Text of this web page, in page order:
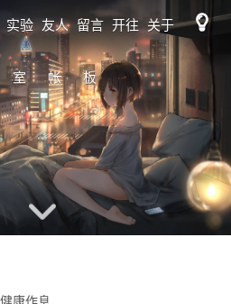
实验
室
图床
监控
友人
帐
留言
板
开往 关于
日志
MAP
RSS